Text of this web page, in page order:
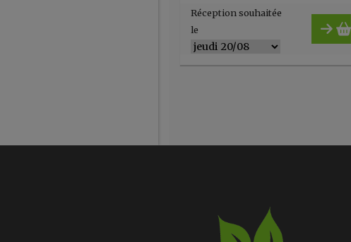
Réception souhaitée
le